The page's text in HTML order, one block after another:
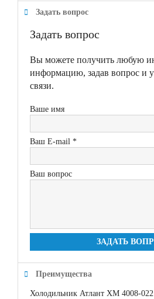
Задать вопрос
Задать вопрос
Вы можете получить любую
информацию, задав вопрос и
связи.
Ваше имя
Ваш E-mail *
Ваш вопрос
ЗАДАТЬ
Преимущества
Холодильник Атлант ХМ 4008-